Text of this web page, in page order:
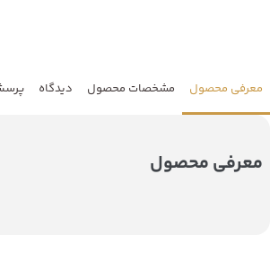
معرفی محصول مشخصات محصول دیدگاه
معرفی محصول